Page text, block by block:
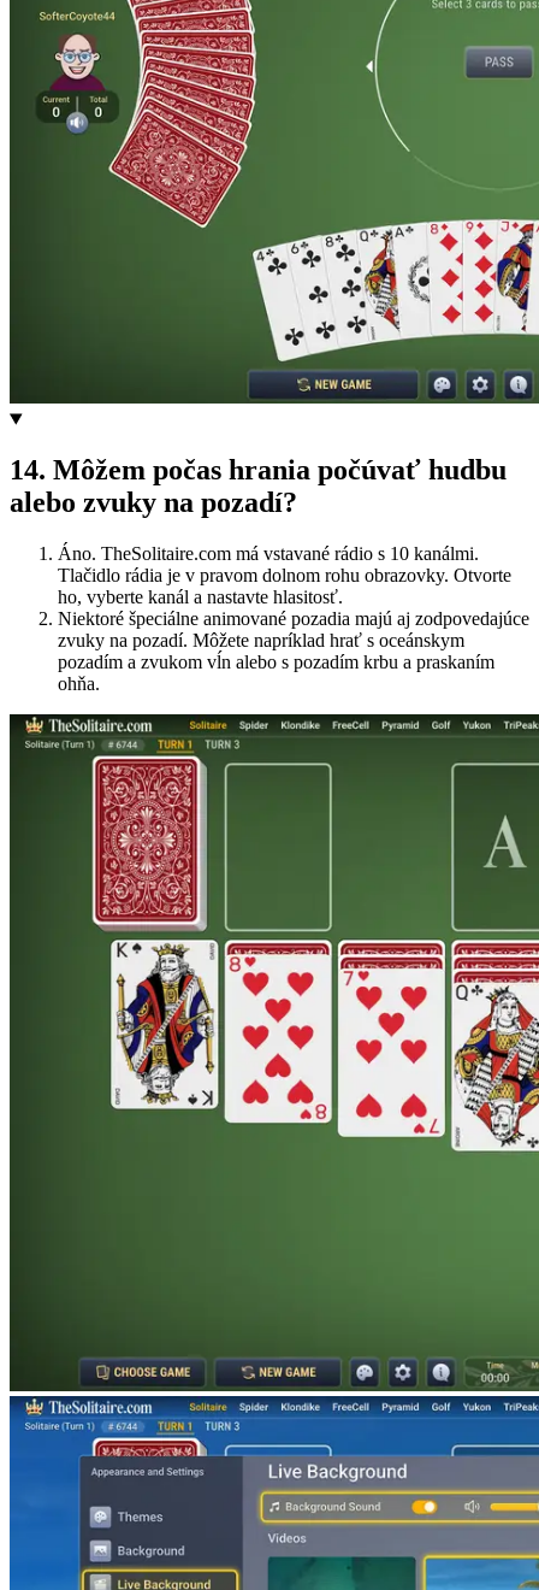
14. Môžem počas hrania počúvať hudbu
alebo zvuky na pozadí?
Áno. TheSolitaire.com má vstavané rádio s 10 kanálmi.
Tlačidlo rádia je v pravom dolnom rohu obrazovky. Otvorte
ho, vyberte kanál a nastavte hlasitosť.
Niektoré špeciálne animované pozadia majú aj zodpovedajúce
zvuky na pozadí. Môžete napríklad hrať s oceánskym
pozadím a zvukom vĺn alebo s pozadím krbu a praskaním
ohňa.